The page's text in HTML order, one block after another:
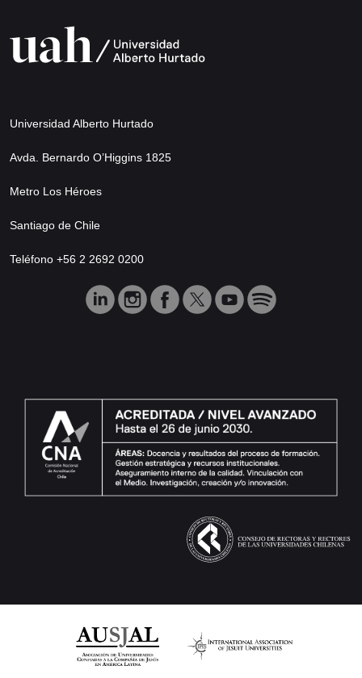
Universidad Alberto Hurtado
Avda. Bernardo O’Higgins 1825
Metro Los Héroes
Santiago de Chile
Teléfono +56 2 2692 0200